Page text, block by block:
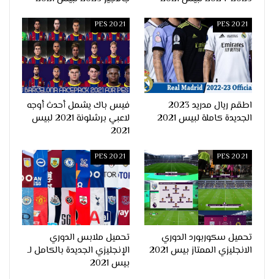
PES 2021
اطقم ريال مدريد 2023
الجديدة كاملة لبيس 2021
PES 2021
فيس باك يشمل أحدث أوجه
لاعبي برشلونة 2021 لبيس
2021
PES 2021
تحميل سكوربورد الدوري
الانجليزي الممتاز بيس 2021
PES 2021
تحميل ملابس الدوري
الإنجليزي الجديدة بالكامل لـ
بيس 2021